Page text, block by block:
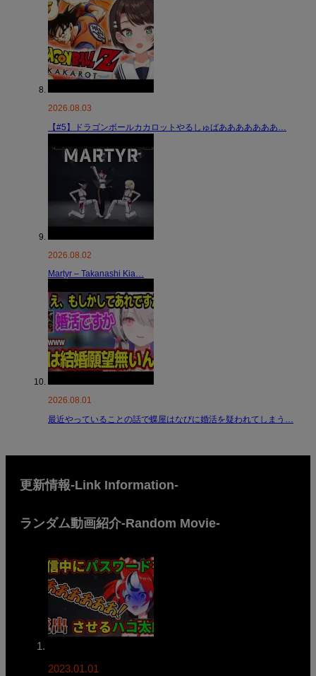
2026.08.03
【#5】ドラゴンボールカカロットやるしゅばあああああああ…
2026.08.02
Martyr – Takanashi Kia…
2026.08.01
最近やっていることの話で蝶屋はなびに婚活を疑われてしまう…
更新情報-Link Information-
ランダム動画紹介-Random Movie-
2023.01.01